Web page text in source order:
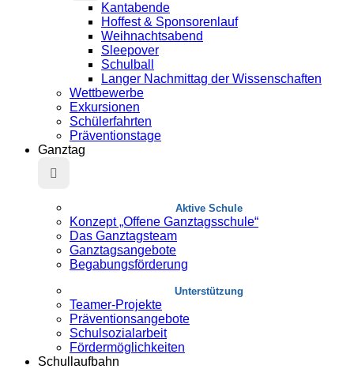
Kantabende
Hoffest & Sponsorenlauf
Weihnachtsabend
Sleepover
Schulball
Langer Nachmittag der Wissenschaften
Wettbewerbe
Exkursionen
Schülerfahrten
Präventionstage
Ganztag
Aktive Schule
Konzept „Offene Ganztagsschule“
Das Ganztagsteam
Ganztagsangebote
Begabungsförderung
Unterstützung
Teamer-Projekte
Präventionsangebote
Schulsozialarbeit
Fördermöglichkeiten
Schullaufbahn